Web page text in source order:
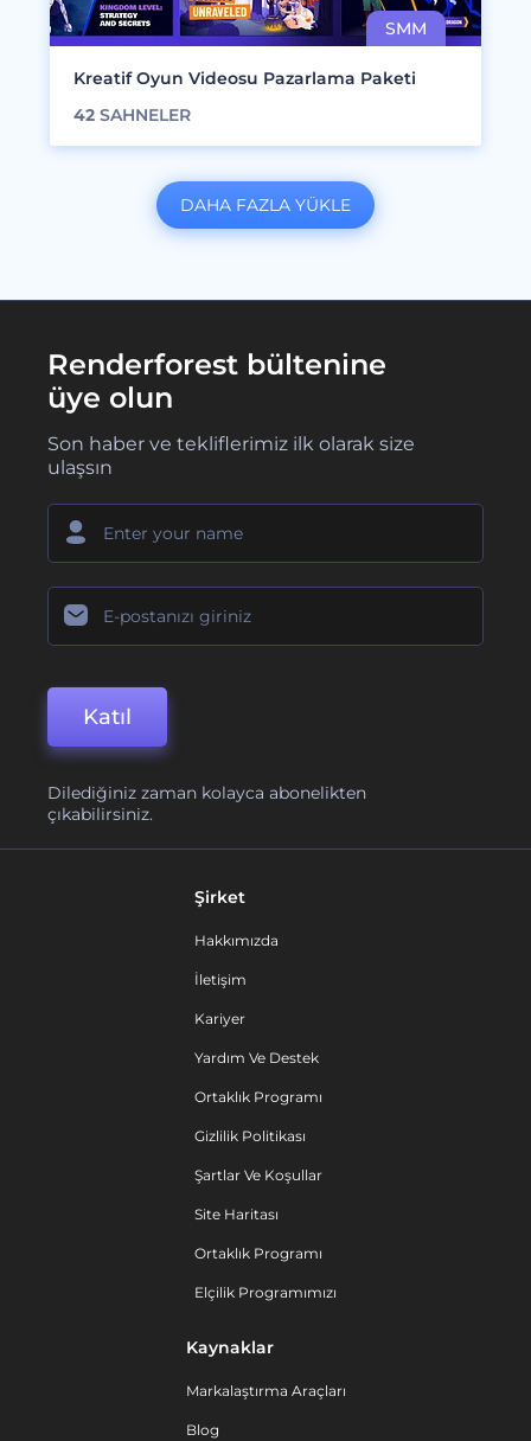
Kreatif Oyun Videosu Pazarlama Paketi
42 SAHNELER
DAHA FAZLA YÜKLE
Renderforest bültenine
üye olun
Son haber ve tekliflerimiz ilk olarak size
ulaşsın
Katıl
Dilediğiniz zaman kolayca abonelikten
çıkabilirsiniz.
Şirket
Hakkımızda
İletişim
Kariyer
Yardım Ve Destek
Ortaklık Programı
Gizlilik Politikası
Şartlar Ve Koşullar
Site Haritası
Ortaklık Programı
Elçilik Programımızı
Kaynaklar
Markalaştırma Araçları
Blog